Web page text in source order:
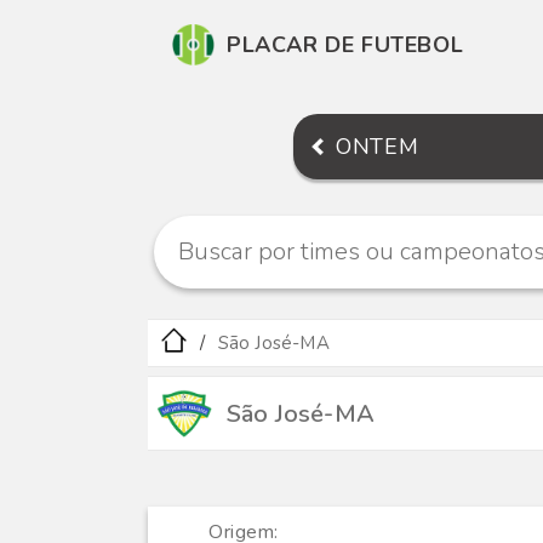
PLACAR DE FUTEBOL
ONTEM
São José-MA
São José-MA
Origem: